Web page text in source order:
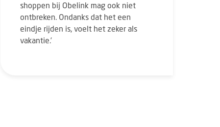
shoppen bij Obelink mag ook niet
ontbreken. Ondanks dat het een
eindje rijden is, voelt het zeker als
vakantie.’